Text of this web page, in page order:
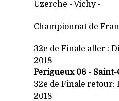
Uzerche - Vichy -
Championnat de
32e de Finale aller :
2018
Perigueux 06 - Saint-
32e de Finale retour:
2018